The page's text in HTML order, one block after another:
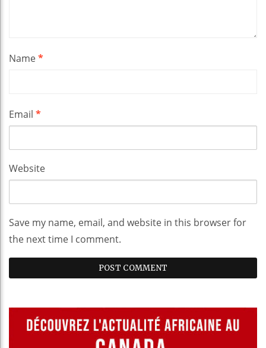
Name*
Email *
Website
Save my name, email, and website in this browser for
the next time I comment.